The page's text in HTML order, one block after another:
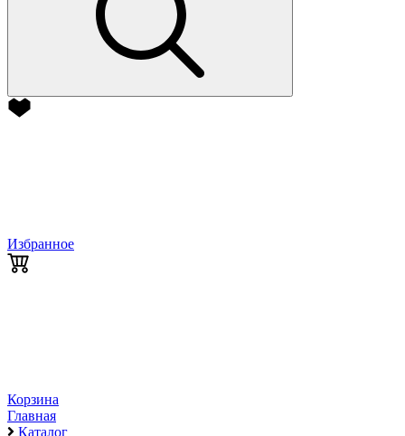
Избранное
Корзина
Главная
Каталог